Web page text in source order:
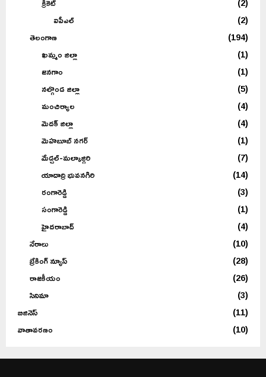
ఐపీఎల్
(2)
తెలంగాణ
(194)
ఖమ్మం జిల్లా
(1)
జనగాం
(1)
నల్గొండ జిల్లా
(5)
మంచిర్యాల
(4)
మెదక్ జిల్లా
(4)
మెహబూబ్ నగర్
(1)
మేడ్చల్-మల్కాజ్గిరి
(7)
యాదాద్రి భువనగిరి
(14)
రంగారెడ్డి
(3)
సంగారెడ్డి
(1)
హైదరాబాద్
(4)
నేరాలు
(10)
బ్రేకింగ్ న్యూస్
(28)
రాజకీయం
(26)
సినిమా
(3)
బిజినెస్
(11)
వాతావరణం
(10)